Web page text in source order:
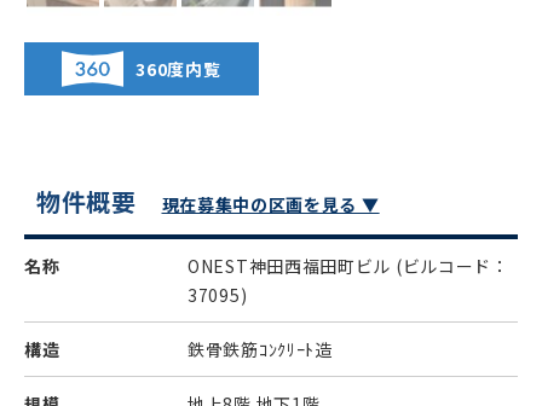
360度内覧
物件概要 現在募集中の区画を見る ▼
名称 ONEST神田西福田町ビル (ビルコード：
37095)
構造 鉄骨鉄筋ｺﾝｸﾘｰﾄ造